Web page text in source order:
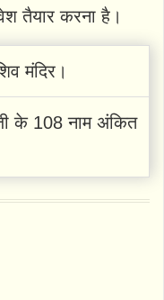
तैयार करना है।
मंदिर।
के 108 नाम अंकित